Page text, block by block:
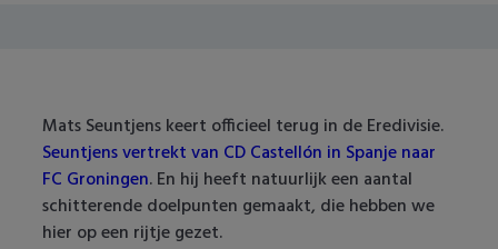
FC Utrecht
Feyenoord
Champions League
Europa League
Mats Seuntjens keert officieel terug in de Eredivisie.
Seuntjens vertrekt van CD Castellón in Spanje naar
FC Groningen. En hij heeft natuurlijk een aantal
schitterende doelpunten gemaakt, die hebben we
hier op een rijtje gezet.